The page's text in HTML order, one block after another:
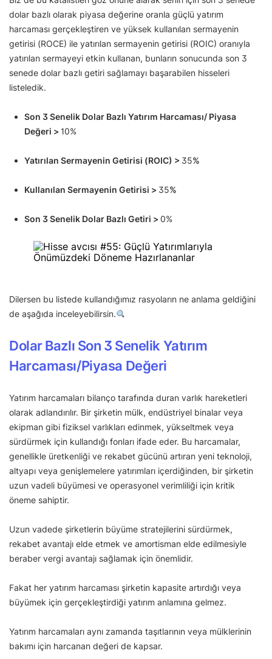
dolar bazlı olarak piyasa değerine oranla güçlü yatırım
harcaması gerçekleştiren ve yüksek kullanılan sermayenin
getirisi (ROCE) ile yatırılan sermayenin getirisi (ROIC) oranıyla
yatırılan sermayeyi etkin kullanan, bunların sonucunda son 3
senede dolar bazlı getiri sağlamayı başarabilen hisseleri
listeledik.
Son 3 Senelik Dolar Bazlı Yatırım Harcaması/ Piyasa
Değeri > 10%
Yatırılan Sermayenin Getirisi (ROIC) > 35%
Kullanılan Sermayenin Getirisi > 35%
Son 3 Senelik Dolar Bazlı Getiri > 0%
Dilersen bu listede kullandığımız rasyoların ne anlama geldiğini
de aşağıda inceleyebilirsin.
Dolar Bazlı Son 3 Senelik Yatırım
Harcaması/Piyasa Değeri
Yatırım harcamaları bilanço tarafında duran varlık hareketleri
olarak adlandırılır. Bir şirketin mülk, endüstriyel binalar veya
ekipman gibi fiziksel varlıkları edinmek, yükseltmek veya
sürdürmek için kullandığı fonları ifade eder. Bu harcamalar,
genellikle üretkenliği ve rekabet gücünü artıran yeni teknoloji,
altyapı veya genişlemelere yatırımları içerdiğinden, bir şirketin
uzun vadeli büyümesi ve operasyonel verimliliği için kritik
öneme sahiptir.
Uzun vadede şirketlerin büyüme stratejilerini sürdürmek,
rekabet avantajı elde etmek ve amortisman elde edilmesiyle
beraber vergi avantajı sağlamak için önemlidir.
Fakat her yatırım harcaması şirketin kapasite artırdığı veya
büyümek için gerçekleştirdiği yatırım anlamına gelmez.
Yatırım harcamaları aynı zamanda taşıtlarının veya mülklerinin
bakımı için harcanan değeri de kapsar.